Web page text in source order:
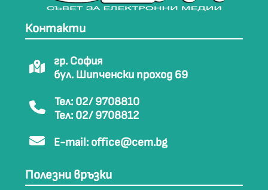
Контакти
гр. София
бул. Шипченски проход 69
Тел: 02/ 9708810
Тел: 02/ 9708812
E-mail: office@cem.bg
Полезни връзки